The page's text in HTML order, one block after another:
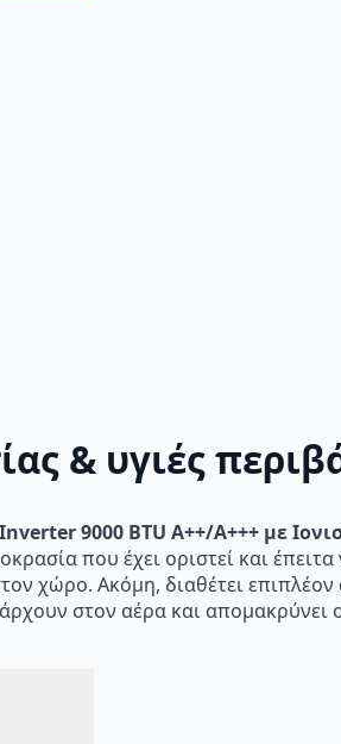
& υγιές
9000 BTU A++/A+++ με
που έχει οριστεί και
χώρο. Ακόμη, διαθέτει
στον αέρα και απομακρύνει